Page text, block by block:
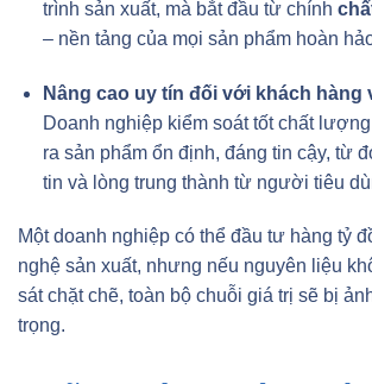
trình sản xuất, mà bắt đầu từ chính
– nền tảng của mọi sản phẩm hoàn
Nâng cao uy tín đối với khách hàng
Doanh nghiệp kiểm soát tốt chất
ra sản phẩm ổn định, đáng tin cậy, từ
tin và lòng trung thành từ người tiêu
Một doanh nghiệp có thể đầu tư hàng tỷ
nghệ sản xuất, nhưng nếu nguyên liệu
sát chặt chẽ, toàn bộ chuỗi giá trị sẽ bị
trọng.